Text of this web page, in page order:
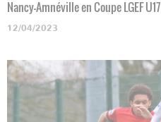
Nancy-Amnéville en Coupe LGEF U17
12/04/2023